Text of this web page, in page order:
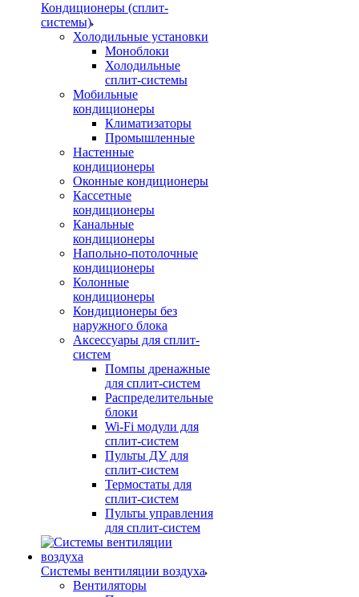
Кондиционеры (сплит-
системы)
Холодильные установки
Моноблоки
Холодильные
сплит-системы
Мобильные
кондиционеры
Климатизаторы
Промышленные
Настенные
кондиционеры
Оконные кондиционеры
Кассетные
кондиционеры
Канальные
кондиционеры
Напольно-потолочные
кондиционеры
Колонные
кондиционеры
Кондиционеры без
наружного блока
Аксессуары для сплит-
систем
Помпы дренажные
для сплит-систем
Распределительные
блоки
Wi-Fi модули для
сплит-систем
Пульты ДУ для
сплит-систем
Термостаты для
сплит-систем
Пульты управления
для сплит-систем
Системы вентиляции воздуха
Вентиляторы